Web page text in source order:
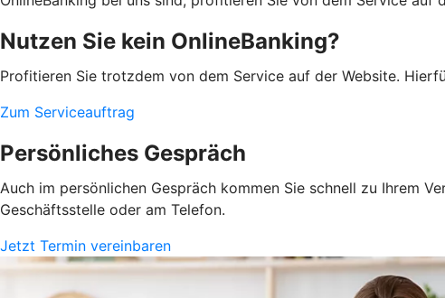
Nutzen Sie kein OnlineBanking?
Profitieren Sie trotzdem von dem Service auf der Website.
Zum Serviceauftrag
Persönliches Gespräch
Auch im persönlichen Gespräch kommen Sie schnell zu Ihrem
Geschäftsstelle oder am Telefon.
Jetzt Termin vereinbaren